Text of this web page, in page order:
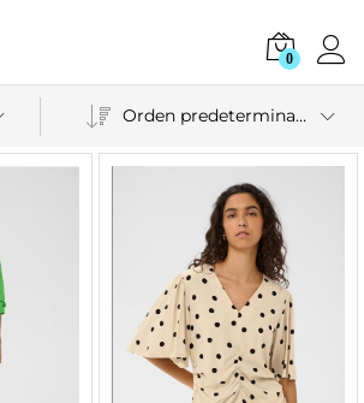
0
Orden predeterminado